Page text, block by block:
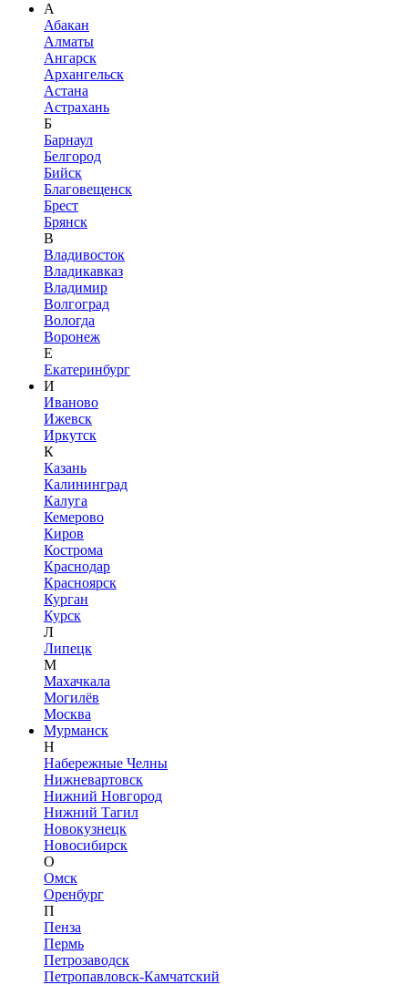
А
Абакан
Алматы
Ангарск
Архангельск
Астана
Астрахань
Б
Барнаул
Белгород
Бийск
Благовещенск
Брест
Брянск
В
Владивосток
Владикавказ
Владимир
Волгоград
Вологда
Воронеж
Е
Екатеринбург
И
Иваново
Ижевск
Иркутск
К
Казань
Калининград
Калуга
Кемерово
Киров
Кострома
Краснодар
Красноярск
Курган
Курск
Л
Липецк
М
Махачкала
Могилёв
Москва
Мурманск
Н
Набережные Челны
Нижневартовск
Нижний Новгород
Нижний Тагил
Новокузнецк
Новосибирск
О
Омск
Оренбург
П
Пенза
Пермь
Петрозаводск
Петропавловск-Камчатский